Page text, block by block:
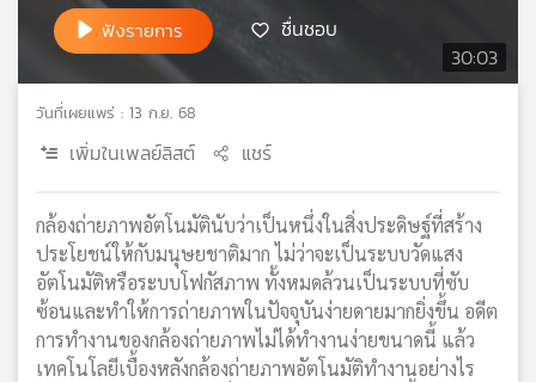
เอส
เครือ
ข่าย
30:03
ฟังรายการ ชื่นชอบ
วันที่เผยแพร่ : 13 ก.ย. 68
เพิ่มในเพลย์ลิสต์ แชร์
กล้องถ่ายภาพอัตโนมัตินับว่าเป็นหนึ่งในสิ่งประดิษฐ์ที่สร้าง
ประโยชน์ให้กับมนุษยชาติมาก ไม่ว่าจะเป็นระบบวัดแสง
อัตโนมัติหรือระบบโฟกัสภาพ ทั้งหมดล้วนเป็นระบบที่ซับ
ซ้อนและทำให้การถ่ายภาพในปัจจุบันง่ายดายมากยิ่งขึ้น อดีต
การทำงานของกล้องถ่ายภาพไม่ได้ทำงานง่ายขนาดนี้ แล้ว
เทคโนโลยีเบื้องหลังกล้องถ่ายภาพอัตโนมัติทำงานอย่างไร